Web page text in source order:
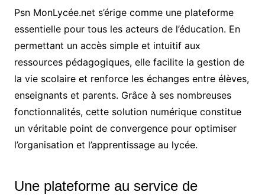
Psn MonLycée.net s’érige comme une plateforme
essentielle pour tous les acteurs de l’éducation. En
permettant un accès simple et intuitif aux
ressources pédagogiques, elle facilite la gestion de
la vie scolaire et renforce les échanges entre élèves,
enseignants et parents. Grâce à ses nombreuses
fonctionnalités, cette solution numérique constitue
un véritable point de convergence pour optimiser
l’organisation et l’apprentissage au lycée.
Une plateforme au service de